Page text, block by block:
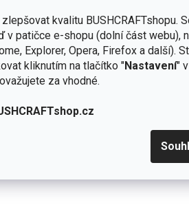
kvalitu BUSHCRAFTshopu.
v patičce e-shopu (dolní část webu),
Explorer, Opera, Firefox a další).
kliknutím na tlačítko "Nastavení"
za vhodné.
borovicové dřevo a 50% plastu. V
kompozitní struktuře. Na rozdíl
hned. Žádná údržba,
obroušen a stát se tak